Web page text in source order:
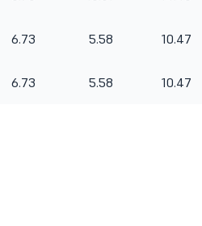
6.73 5.58 10.47
6.73 5.58 10.47